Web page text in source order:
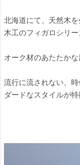
北海道にて、天然木
木工のフィガロシリー
オーク材のあたたか
流行に流されない、
ダードなスタイルが特